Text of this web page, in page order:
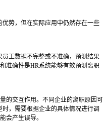
势，但在实际应用中仍然存在一些
工数据不完整或不准确，预测结果
准确性是HR系统能够有效预测离职
的交互作用。不同企业的离职原因可
，需要根据企业的具体情况进行调
会产生误导。